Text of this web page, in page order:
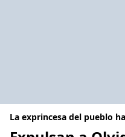
La exprincesa del pueblo